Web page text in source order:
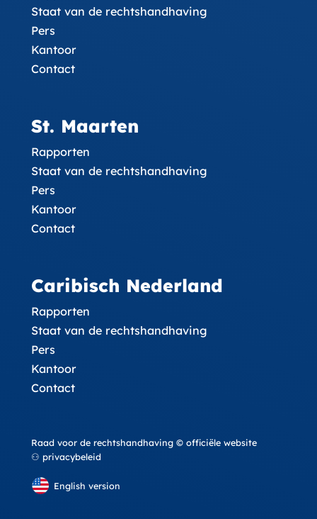
Staat van de rechtshandhaving
Pers
Kantoor
Contact
St. Maarten
Rapporten
Staat van de rechtshandhaving
Pers
Kantoor
Contact
Caribisch Nederland
Rapporten
Staat van de rechtshandhaving
Pers
Kantoor
Contact
Raad voor de rechtshandhaving © officiële website
⚇ privacybeleid
English version